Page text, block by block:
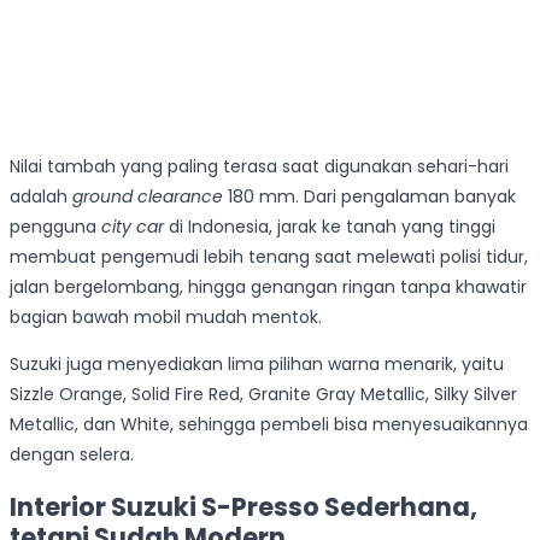
Nilai tambah yang paling terasa saat digunakan sehari-hari
adalah ground clearance 180 mm. Dari pengalaman banyak
pengguna city cardi Indonesia, jarak ke tanah yang tinggi
membuat pengemudi lebih tenang saat melewati polisi tidur,
jalan bergelombang, hingga genangan ringan tanpa khawatir
bagian bawah mobil mudah mentok.
Suzuki juga menyediakan lima pilihan warna menarik, yaitu
Sizzle Orange, Solid Fire Red, Granite Gray Metallic, Silky Silver
Metallic, dan White, sehingga pembeli bisa menyesuaikannya
dengan selera.
Interior Suzuki S-Presso Sederhana,